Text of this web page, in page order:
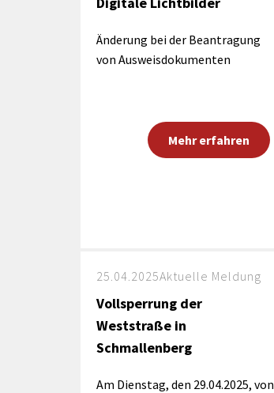
Änderung bei der Beantragung
von Ausweisdokumenten
Mehr erfahren
25.04.2025Aktuelle Meldung
Vollsperrung der
Weststraße in
Schmallenberg
Am Dienstag, den 29.04.2025, von